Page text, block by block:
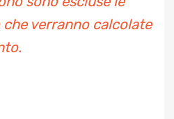
sono escluse le
verranno